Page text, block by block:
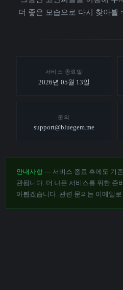
더 좋은 모습으로 다시 찾아뵐
서비스 종료일
2026년 05월 13일
문의
support@bluegem.me
안내사항 — 서비스 종료 후에도 기
관됩니다. 더 나은 서비스를 위한 준
아뵙겠습니다. 관련 문의는 이메일